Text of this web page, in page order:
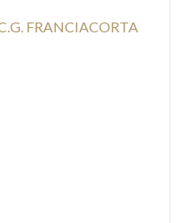
FRANCIACORTA